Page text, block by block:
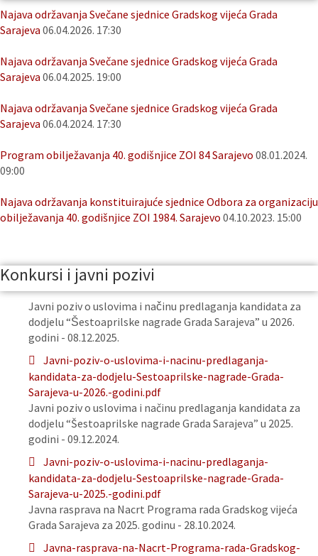
Najava održavanja Svečane sjednice Gradskog vijeća Grada
Sarajeva 06.04.2026. 17:30
Najava održavanja Svečane sjednice Gradskog vijeća Grada
Sarajeva 06.04.2025. 19:00
Najava održavanja Svečane sjednice Gradskog vijeća Grada
Sarajeva 06.04.2024. 17:30
Program obilježavanja 40. godišnjice ZOI 84 Sarajevo 08.01.2024.
09:00
Najava održavanja konstituirajuće sjednice Odbora za organizaciju
obilježavanja 40. godišnjice ZOI 1984. Sarajevo 04.10.2023. 15:00
Konkursi i javni pozivi
Javni poziv o uslovima i načinu predlaganja kandidata za
dodjelu “Šestoaprilske nagrade Grada Sarajeva” u 2026.
godini - 08.12.2025.
Javni-poziv-o-uslovima-i-nacinu-predlaganja-
kandidata-za-dodjelu-Sestoaprilske-nagrade-Grada-
Sarajeva-u-2026.-godini.pdf
Javni poziv o uslovima i načinu predlaganja kandidata za
dodjelu “Šestoaprilske nagrade Grada Sarajeva” u 2025.
godini - 09.12.2024.
Javni-poziv-o-uslovima-i-nacinu-predlaganja-
kandidata-za-dodjelu-Sestoaprilske-nagrade-Grada-
Sarajeva-u-2025.-godini.pdf
Javna rasprava na Nacrt Programa rada Gradskog vijeća
Grada Sarajeva za 2025. godinu - 28.10.2024.
Javna-rasprava-na-Nacrt-Programa-rada-Gradskog-